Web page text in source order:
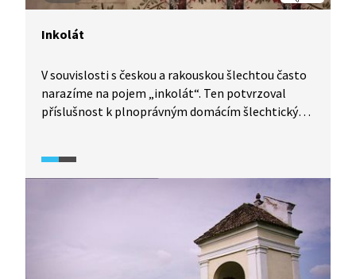
Inkolát
V souvislosti s českou a rakouskou šlechtou často
narazíme na pojem „inkolát“. Ten potvrzoval
příslušnost k plnoprávným domácím šlechtickým
od panovníka, a na další příslušníky rodu přecházel